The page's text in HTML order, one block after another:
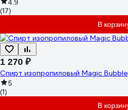
4.9
(17)
В
1 270 ₽
Спирт изопропиловый Magic
5
(1)
В